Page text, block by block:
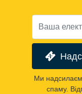
Ми
спаму.